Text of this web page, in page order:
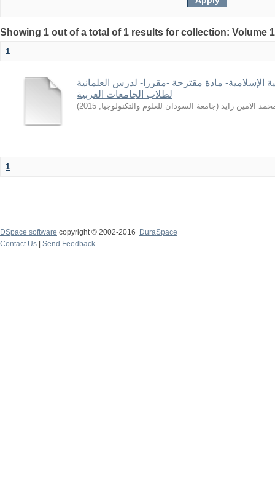
Showing 1 out of a total of 1 results for collection: Volume
1
الإسلامية- مادة مقترحة -مقررا- لدرس العلمانية
لطلاب الجامعات العربية
الامين زايد (جامعة السودان للعلوم والتكنولوجيا,
2015
)
1
DSpace software copyright © 2002-2016
DuraSpace
Contact Us
Send Feedback